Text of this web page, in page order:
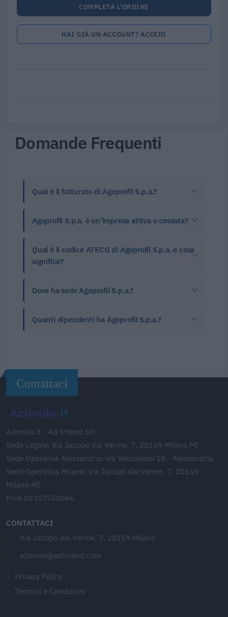
COMPLETA L'ORDINE
HAI GIÀ UN ACCOUNT? ACCEDI
Domande Frequenti
Qual è il fatturato di Agoprofil S.p.a.?
Agoprofil S.p.a. è un'impresa attiva o cessata?
Qual è il codice ATECO di Agoprofil S.p.a. e cosa
significa?
Dove ha sede Agoprofil S.p.a.?
Quanti dipendenti ha Agoprofil S.p.a.?
Contattaci
Aziende.it - Ad Intend Srl
Sede Legale: Via Jacopo dal Verme, 7, 20159 Milano MI
Sede Operativa Alessandria: via Vescovado 18 - Alessandria
Sede Operativa Milano: Via Jacopo dal Verme, 7, 20159
Milano MI
P.iva 02357550066
CONTATTACI
Via Jacopo dal Verme, 7, 20159 Milano
aziende@adintend.com
Privacy Policy
Termini e Condizioni